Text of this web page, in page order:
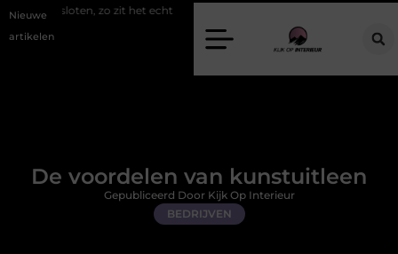
Nieuwe
artikelen
zo zit het echt Een energiezuinige hanglamp kopen in Gelderland
De voordelen van kunstuitleen
BEDRIJVEN
Gepubliceerd Door Kijk Op Interieur